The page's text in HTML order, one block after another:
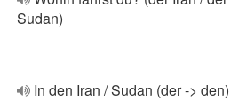
Sudan)
In den Iran / Sudan (der -> den)